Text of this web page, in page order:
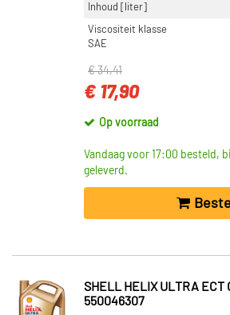
Inhoud [liter]
Viscositeit klasse
SAE
€ 34,41
€ 17,90
Op voorraad
Vandaag voor 17:00 besteld,
geleverd.
SHELL HELIX ULTRA ECT
550046307